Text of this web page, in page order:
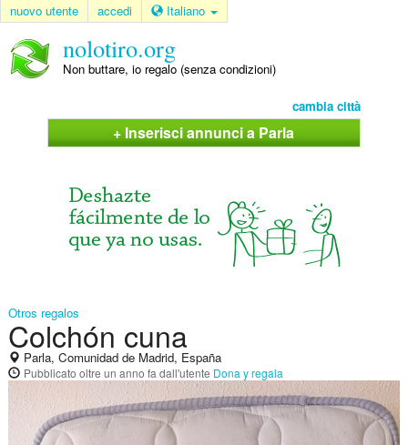
nuovo utente accedi Italiano
nolotiro.org
Non buttare, io regalo (senza condizioni)
cambia città
+ Inserisci annunci a Parla
Otros regalos
Colchón cuna
Parla, Comunidad de Madrid, España
Pubblicato oltre un anno fa dall'utente Dona y regala